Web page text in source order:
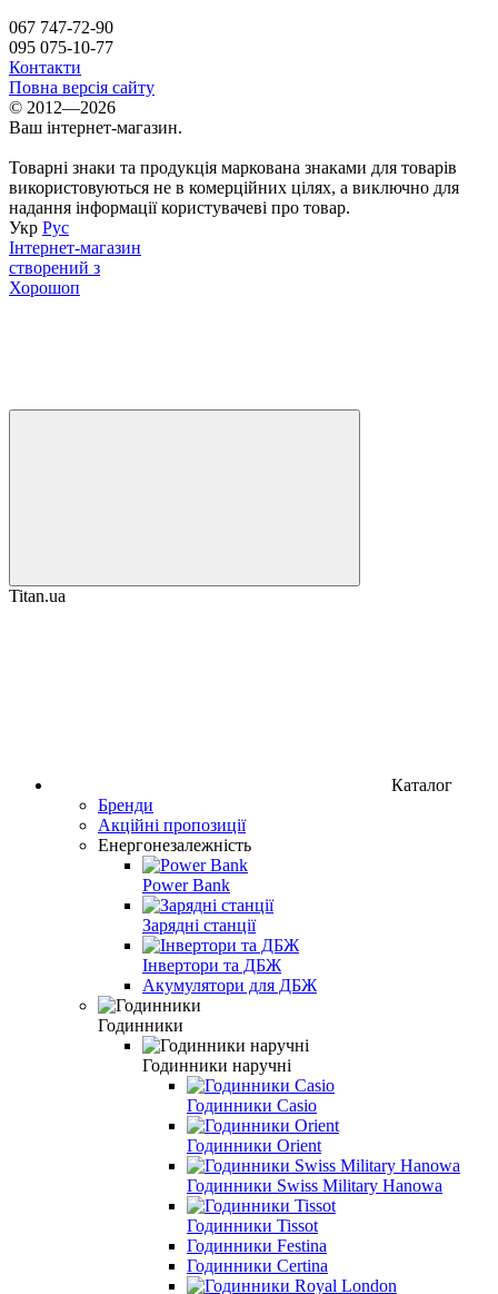
067 747-72-90
095 075-10-77
Контакти
Повна версія сайту
© 2012—2026
Ваш інтернет-магазин.
Товарні знаки та продукція маркована знаками для товарів
використовуються не в комерційних цілях, а виключно для
надання інформації користувачеві про товар.
Укр Рус
Інтернет-магазин
створений з
Хорошоп
Titan.ua
Каталог
Бренди
Акційні пропозиції
Енергонезалежність
Power Bank
Зарядні станції
Інвертори та ДБЖ
Акумулятори для ДБЖ
Годинники
Годинники наручні
Годинники Casio
Годинники Orient
Годинники Swiss Military Hanowa
Годинники Tissot
Годинники Festina
Годинники Certina